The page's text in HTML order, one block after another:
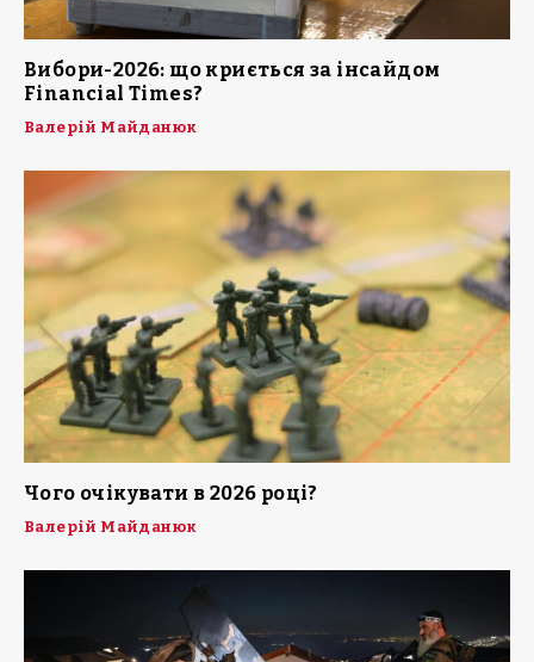
Вибори-2026: що криється за інсайдом
Financial Times?
Валерій Майданюк
Чого очікувати в 2026 році?
Валерій Майданюк